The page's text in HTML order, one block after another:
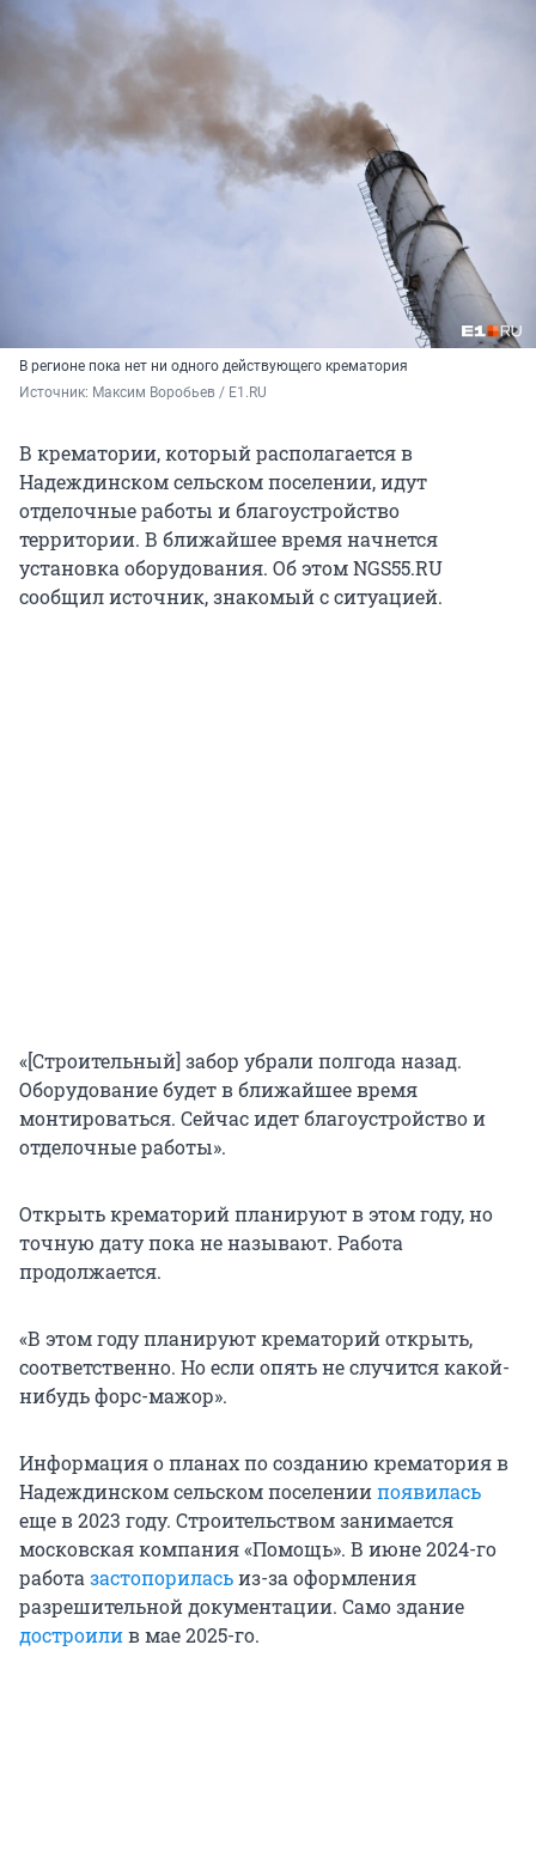
В регионе пока нет ни одного действующего крематория
Источник: Максим Воробьев / E1.RU
В крематории, который располагается в
Надеждинском сельском поселении, идут
отделочные работы и благоустройство
территории. В ближайшее время начнется
установка оборудования. Об этом NGS55.RU
сообщил источник, знакомый с ситуацией.
«[Строительный] забор убрали полгода назад.
Оборудование будет в ближайшее время
монтироваться. Сейчас идет благоустройство и
отделочные работы».
Открыть крематорий планируют в этом году, но
точную дату пока не называют. Работа
продолжается.
«В этом году планируют крематорий открыть,
соответственно. Но если опять не случится какой-
нибудь форс-мажор».
Информация о планах по созданию крематория в
Надеждинском сельском поселениипоявилась
еще в 2023 году. Строительством занимается
московская компания «Помощь». В июне 2024-го
работазастопориласьиз-за оформления
разрешительной документации. Само здание
достроилив мае 2025-го.